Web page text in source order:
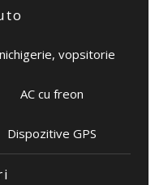
vopsitorie
AC cu freon
Dispozitive GPS